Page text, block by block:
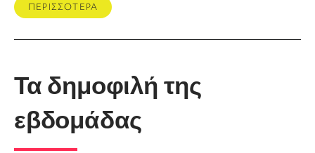
ΠΕΡΙΣΣΟΤΕΡΑ
Τα δημοφιλή της
εβδομάδας